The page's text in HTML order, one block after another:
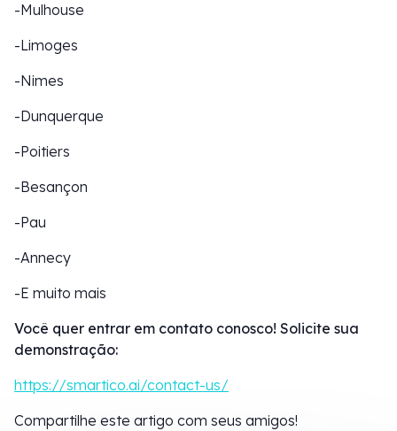
-Mulhouse
-Limoges
-Nimes
-Dunquerque
-Poitiers
-Besançon
-Pau
-Annecy
-E muito mais
Você quer entrar em contato conosco! Solicite sua
demonstração:
https://smartico.ai/contact-us/
Compartilhe este artigo com seus amigos!